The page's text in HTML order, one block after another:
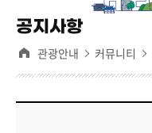
공지사항
관광안내 커뮤니티